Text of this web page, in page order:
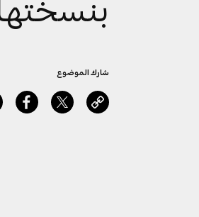
شارك الموضوع